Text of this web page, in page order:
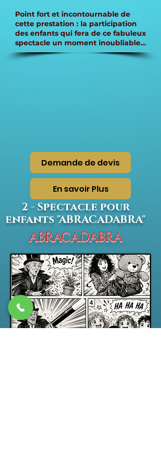
Point fort et incontournable de
cette prestation : la participation
des enfants qui fera de ce fabuleux
spectacle un moment inoubliable…
Demande de devis
En savoir Plus
2 - Spectacle pour
enfants "ABRACADABRA"
ABRACADABRA